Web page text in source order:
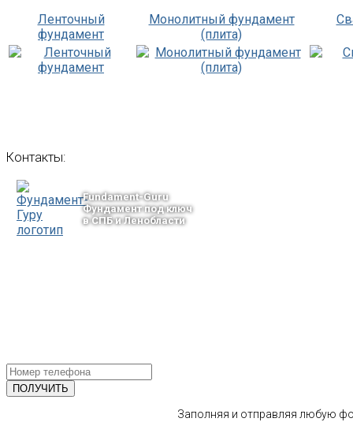
Ленточный
фундамент
Монолитный фундамент
(плита)
Контакты:
Fundament-Guru
Фундамент под ключ
в СПБ и Ленобласти
Заполняя и отправляя любую